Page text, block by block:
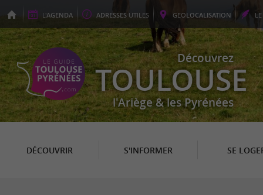
L'AGENDA ADRESSES UTILES GEOLOCALISATION LE
Découvrez
TOULOUSE
l'Ariège & les Pyrénées
DÉCOUVRIR S'INFORMER SE